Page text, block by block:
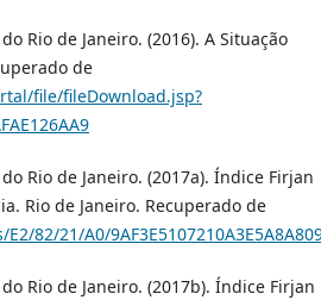
Rio de Janeiro. (2016). A Situação
de
file/fileDownload.jsp?
Rio de Janeiro. (2017a). Índice Firjan
Rio de Janeiro. Recuperado de
82/21/A0/
Rio de Janeiro. (2017b). Índice Firjan